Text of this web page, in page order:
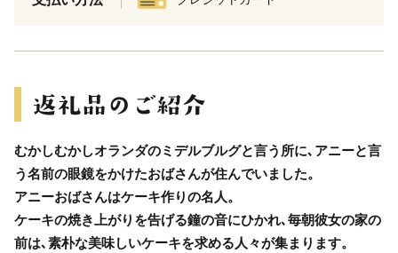
むかしむかしオランダのミデルブルグと言う所に､アニーと言
う名前の眼鏡をかけたおばさんが住んでいました。
アニーおばさんはケーキ作りの名人。
ケーキの焼き上がりを告げる鐘の音にひかれ､毎朝彼女の家の
前は､素朴な美味しいケーキを求める人々が集まります。